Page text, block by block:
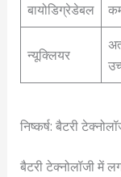
बायोडिग्रेडेबल
न्यूक्लियर
निष्कर्ष: बैटरी
बैटरी टेक्नोलॉजी में